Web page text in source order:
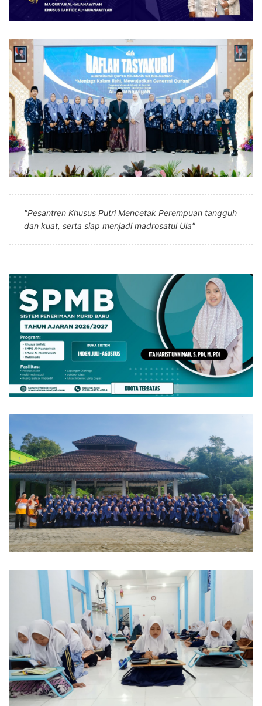
"Pesantren Khusus Putri Mencetak Perempuan tangguh
dan kuat, serta siap menjadi madrosatul Ula"